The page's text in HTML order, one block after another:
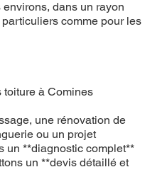
dans un rayon
comme pour les
toiture à Comines
une rénovation de
ou un projet
un **diagnostic complet**
un **devis détaillé et